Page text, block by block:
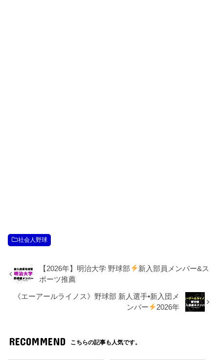
社会人野球
【2026年】明治大学 野球部
新入部員メンバー&ス
ポーツ推薦
《エーアールライノス》野球部 新人選手•新入団メ
ンバー
2026年
RECOMMEND こちらの記事も人気です。